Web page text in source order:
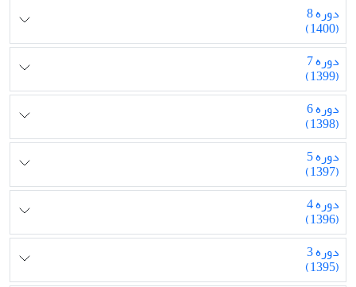
دوره 8
(1400)
دوره 7
(1399)
دوره 6
(1398)
دوره 5
(1397)
دوره 4
(1396)
دوره 3
(1395)